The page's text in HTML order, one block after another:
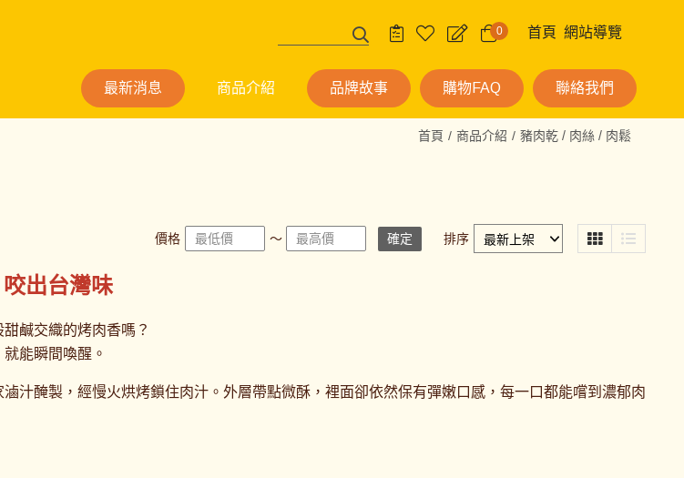
0 首頁 網站導覽
最新消息 商品介紹 品牌故事 購物FAQ 聯絡我們
首頁 商品介紹 豬肉乾 / 肉絲 / 肉鬆
價格 ～ 確定 排序
出台灣味
鹹交織的烤肉香嗎？
能瞬間喚醒。
汁醃製，經慢火烘烤鎖住肉汁。外層帶點微酥，裡面卻依然保有彈嫩口感，每一口都能嚐到濃郁肉